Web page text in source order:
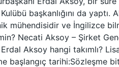
başkanlığını da yaptı.
mühendisidir ve İngilizce
Necati Aksoy – Şirket
Aksoy hangi takımlı?
başlangıç ​​tarihi:Sözleşme